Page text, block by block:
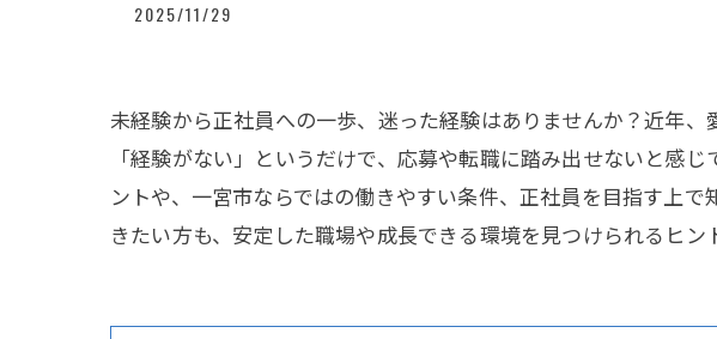
2025/11/29
未経験から正社員への一歩、迷った経験はありませんか？近年
「経験がない」というだけで、応募や転職に踏み出せないと感
ントや、一宮市ならではの働きやすい条件、正社員を目指す上
きたい方も、安定した職場や成長できる環境を見つけられるヒン